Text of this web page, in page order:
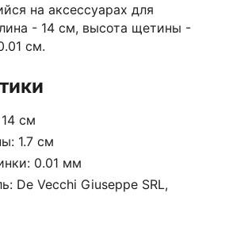
на аксессуарах для
- 14 см, высота щетины -
см.
cм
1.7 cм
0.01 мм
De Vecchi Giuseppe SRL,